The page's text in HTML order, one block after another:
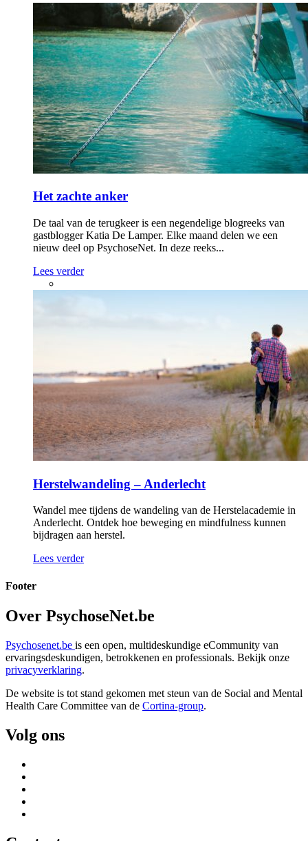
Het zachte anker
De taal van de terugkeer is een negendelige blogreeks van
gastblogger Katia De Lamper. Elke maand delen we een
nieuw deel op PsychoseNet. In deze reeks...
Lees verder
Herstelwandeling – Anderlecht
Wandel mee tijdens de wandeling van de Herstelacademie in
Anderlecht. Ontdek hoe beweging en mindfulness kunnen
bijdragen aan herstel.
Lees verder
Footer
Over PsychoseNet.be
Psychosenet.be is een open, multideskundige eCommunity van
ervaringsdeskundigen, betrokkenen en professionals. Bekijk onze
privacyverklaring.
De website is tot stand gekomen met steun van de Social and Mental
Health Care Committee van de Cortina-group.
Volg ons